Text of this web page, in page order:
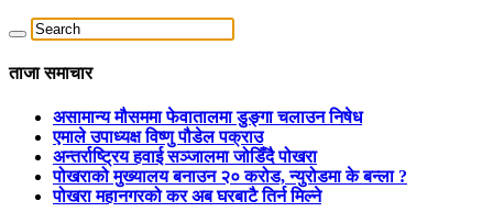
ताजा समाचार
असामान्य मौसममा फेवातालमा डुङ्गा चलाउन निषेध
एमाले उपाध्यक्ष विष्णु पौडेल पक्राउ
अन्तर्राष्ट्रिय हवाई सञ्जालमा जोडिँदै पोखरा
पोखराको मुख्यालय बनाउन २० करोड, न्युरोडमा के बन्ला ?
पोखरा महानगरको कर अब घरबाटै तिर्न मिल्ने